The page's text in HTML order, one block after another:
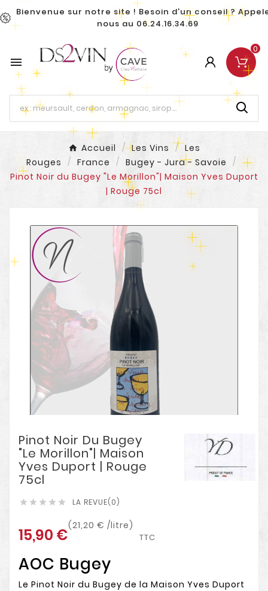
Bienvenue sur notre site ! Besoin d'un conseil ?
nous au 06.24.16.34.69

0
Accueil Les Vins
Les
Rouges
France
Bugey - Jura - Savoie
Pinot Noir du Bugey "Le Morillon"| Maison Yves Duport
| Rouge 75cl
Pinot Noir Du Bugey
"Le Morillon"| Maison
Yves Duport | Rouge
75cl
     LA REVUE(0)
15,90 €(21,20 € /litre)
TTC
AOC Bugey
Le Pinot Noir du Bugey de la Maison Yves Duport